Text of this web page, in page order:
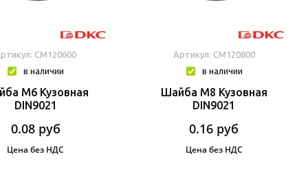
CM120600
в наличии
М6 Кузовная
DIN9021
0.08 руб
Цена без НДС
Артикул: CM120800
в наличии
Шайба М8 Кузовная
DIN9021
0.16 руб
Цена без НДС